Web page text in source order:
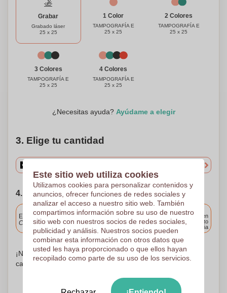
verdaderamente único y especial. Personaliza tu altavoz
con un nombre, mensaje, o logotipo para crear una pieza
única en su tipo. Experimenta la mezcla perfecta de
naturaleza y tecnología con nuestro Altavoz Línea Natural.
Grabar
Grabado láser
25 x 25
1 Color
TAMPOGRAFÍA E
25 x 25
2 Colores
TAMPOGRAFÍA E
25 x 25
3 Colores
TAMPOGRAFÍA E
25 x 25
4 Colores
TAMPOGRAFÍA E
25 x 25
¿Necesitas ayuda? Ayúdame a elegir
3. Elige tu cantidad
4. Elija su fecha de envío
Incluido
Entrega estándar
Cargue y apruebe sus archivos antes de las 9.30 a.m.
Entrega en
cualquier punto
de España
¡No te preocupes! Simplemente suba sus archivos a la
canasta de compras
Este sitio web utiliza cookies
Utilizamos cookies para personalizar contenidos y
anuncios, ofrecer funciones de redes sociales y
analizar el acceso a nuestro sitio web. También
compartimos información sobre su uso de nuestro
sitio web con nuestros socios de redes sociales,
publicidad y análisis. Nuestros socios pueden
combinar esta información con otros datos que
usted les haya proporcionado o que ellos hayan
recopilado como parte de su uso de los servicios.